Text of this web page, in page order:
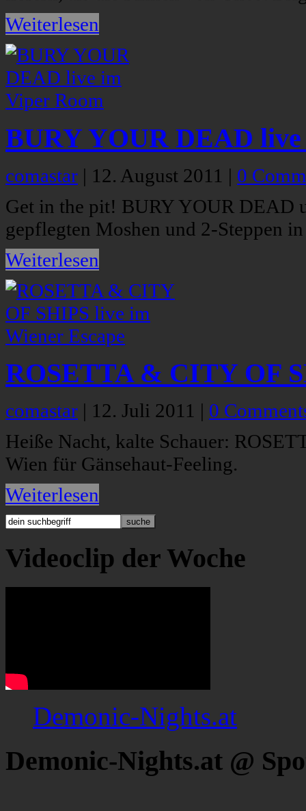
Weiterlesen
BURY YOUR DEAD
comastar | 12. August 2011 | 0
Get in the pit! BURY YOUR DEAD
gepflegten Moshen und 2-Steppen
Weiterlesen
ROSETTA & CITY OF
comastar | 12. Juli 2011 | 0
Heiße Nacht, kalte Schauer:
Wien für Gänsehaut-Feeling.
Weiterlesen
Videoclip der Woche
Demonic-Nights.at
Demonic-Nights.at @